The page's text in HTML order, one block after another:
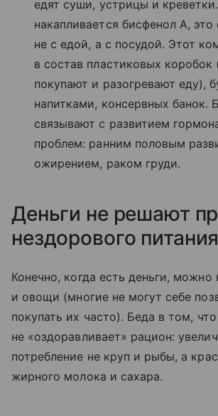
едят суши, устрицы и
накапливается бисфенол А,
не с едой, а с посудой. Этот
в состав пластиковых коробок
покупают и разогревают еду),
напитками, консервных банок.
связывают с развитием
проблем: ранним половым
ожирением, раком груди.
Деньги не решают
нездорового питания
Конечно, когда есть деньги, можно
и овощи (многие не могут себе
покупать их часто). Беда в том,
не «оздоравливает» рацион:
потребление не круп и рыбы, а
жирного молока и сахара.